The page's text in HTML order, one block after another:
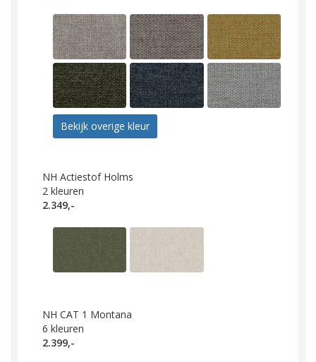
Bekijk overige kleur
NH Actiestof Holms
2 kleuren
2.349,-
NH CAT 1 Montana
6 kleuren
2.399,-